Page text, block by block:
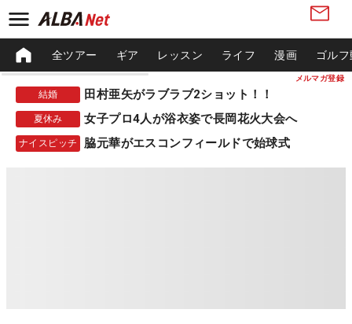
メルマガ登録
全ツアー ギア レッスン ライフ 漫画 ゴル
結婚 田村亜矢がラブラブ2ショット！！
夏休み 女子プロ4人が浴衣姿で長岡花火大会へ
ナイスピッチ 脇元華がエスコンフィールドで始球式